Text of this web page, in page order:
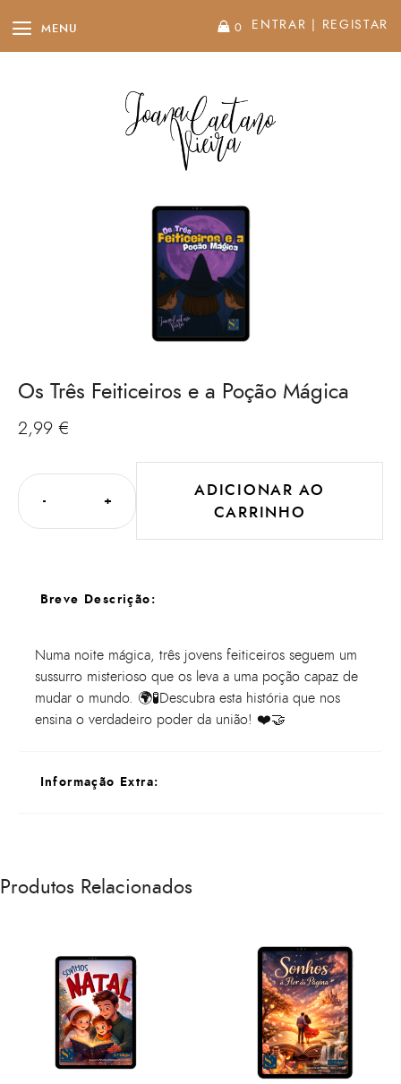
MENU 0 ENTRAR | REGISTAR
Os Três Feiticeiros e a Poção Mágica
2,99 €
- +
ADICIONAR AO
CARRINHO
Breve Descrição:
Numa noite mágica, três jovens feiticeiros seguem um
sussurro misterioso que os leva a uma poção capaz de
mudar o mundo. 🌍🧪Descubra esta história que nos
ensina o verdadeiro poder da união! ❤️🤝
Informação Extra:
Todos os livros adquiridos aqui no site contam com
Produtos Relacionados